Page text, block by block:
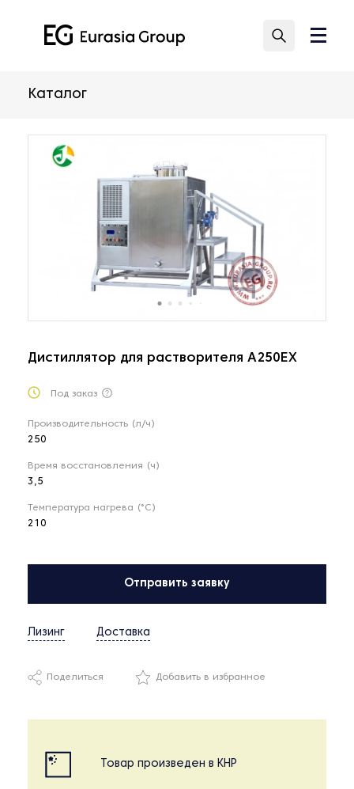
Каталог
Дистиллятор для растворителя A250EX
Под заказ
Производительность (л/ч)
250
Время восстановления (ч)
3,5
Температура нагрева (°С)
210
Отправить заявку
Лизинг Доставка
Поделиться Добавить в избранное
Товар произведен в КНР